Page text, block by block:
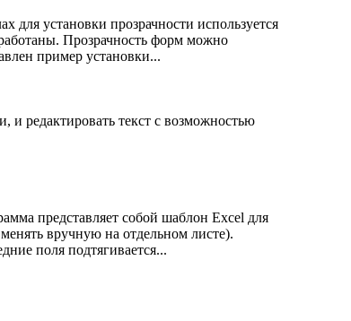
для установки прозрачности используется
Прозрачность форм можно
пример установки...
и редактировать текст с возможностью
представляет собой шаблон Excel для
вручную на отдельном листе).
поля подтягивается...